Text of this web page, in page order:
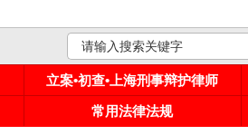
立案•初查•上海刑事辩护律师
常用法律法规